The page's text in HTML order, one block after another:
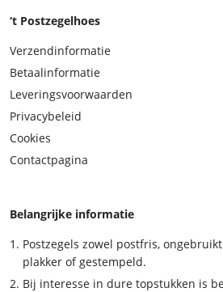
‘t Postzegelhoes
Verzendinformatie
Betaalinformatie
Leveringsvoorwaarden
Privacybeleid
Cookies
Contactpagina
Belangrijke informatie
Postzegels zowel postfris,
plakker of gestempeld.
Bij interesse in dure topstukken is